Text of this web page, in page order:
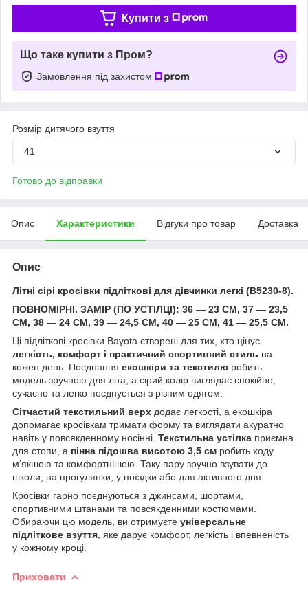
Купити з
Що таке купити з Пром?
Замовлення під захистом
Розмір дитячого взуття
41
Готово до відправки
Опис Характеристики Відгуки про товар Доставка
Опис
Літні сірі кросівки підліткові для дівчинки легкі (B5230-8).
ПОВНОМІРНІ. ЗАМІР (ПО УСТІЛЦІ): 36 — 23 СМ, 37 — 23,5
СМ, 38 — 24 СМ, 39 — 24,5 СМ, 40 — 25 СМ, 41 — 25,5 СМ.
Ці підліткові кросівки Bayota створені для тих, хто цінує
легкість, комфорт і практичний спортивний стиль на
кожен день. Поєднання екошкіри та текстилю робить
модель зручною для літа, а сірий колір виглядає спокійно,
сучасно та легко поєднується з різним одягом.
Сітчастий текстильний верх додає легкості, а екошкіра
допомагає кросівкам тримати форму та виглядати акуратно
навіть у повсякденному носінні. Текстильна устілка приємна
для стопи, а пінна підошва висотою 3,5 см робить ходу
м’якшою та комфортнішою. Таку пару зручно взувати до
школи, на прогулянки, у поїздки або для активного дня.
Кросівки гарно поєднуються з джинсами, шортами,
спортивними штанами та повсякденними костюмами.
Обираючи цю модель, ви отримуєте універсальне
підліткове взуття , яке дарує комфорт, легкість і впевненість
у кожному кроці.
Приховати